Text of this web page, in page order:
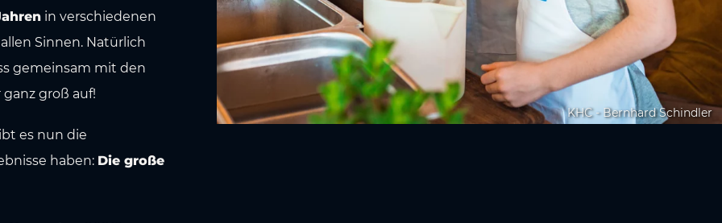
in verschiedenen
Sinnen. Natürlich
gemeinsam mit den
groß auf!
es nun die
haben: Die große
KHC - Bernhard Schindler